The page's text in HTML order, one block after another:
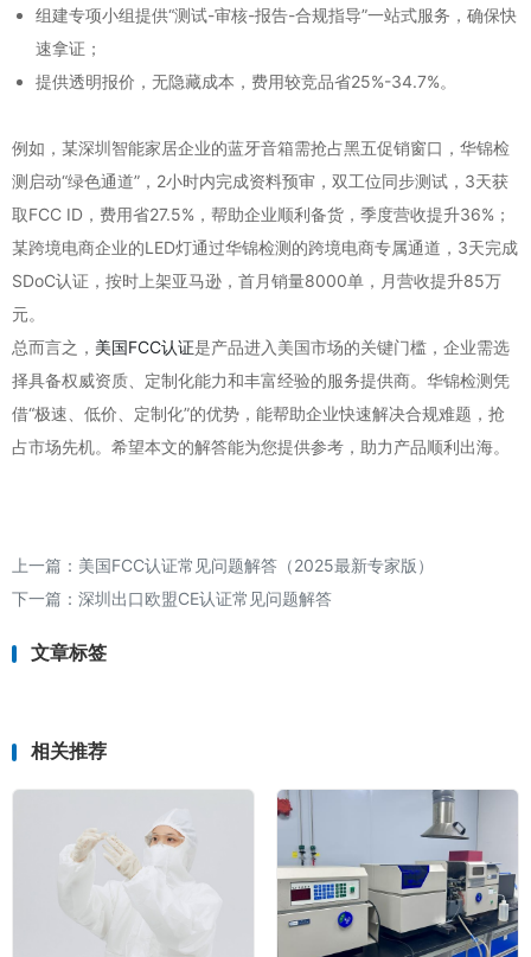
组建专项小组提供“测试-审核-报告-合规指导”一站式服务，确保快
速拿证；
提供透明报价，无隐藏成本，费用较竞品省25%-34.7%。
例如，某深圳智能家居企业的蓝牙音箱需抢占黑五促销窗口，华锦检
测启动“绿色通道”，2小时内完成资料预审，双工位同步测试，3天获
取FCC ID，费用省27.5%，帮助企业顺利备货，季度营收提升36%；
某跨境电商企业的LED灯通过华锦检测的跨境电商专属通道，3天完成
SDoC认证，按时上架亚马逊，首月销量8000单，月营收提升85万
元。
总而言之， 美国FCC认证是产品进入美国市场的关键门槛，企业需选
择具备权威资质、定制化能力和丰富经验的服务提供商。华锦检测凭
借“极速、低价、定制化”的优势，能帮助企业快速解决合规难题，抢
占市场先机。希望本文的解答能为您提供参考，助力产品顺利出海。
上一篇： 美国FCC认证常见问题解答（2025最新专家版）
下一篇： 深圳出口欧盟CE认证常见问题解答
文章标签
相关推荐